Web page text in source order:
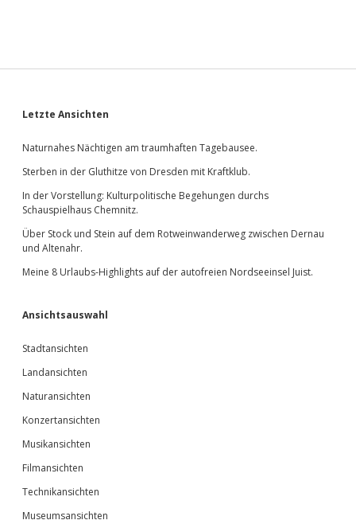
Sidebar
Letzte Ansichten
Naturnahes Nächtigen am traumhaften Tagebausee.
Sterben in der Gluthitze von Dresden mit Kraftklub.
In der Vorstellung: Kulturpolitische Begehungen durchs
Schauspielhaus Chemnitz.
Über Stock und Stein auf dem Rotweinwanderweg zwischen Dernau
und Altenahr.
Meine 8 Urlaubs-Highlights auf der autofreien Nordseeinsel Juist.
Ansichtsauswahl
Stadtansichten
Landansichten
Naturansichten
Konzertansichten
Musikansichten
Filmansichten
Technikansichten
Museumsansichten